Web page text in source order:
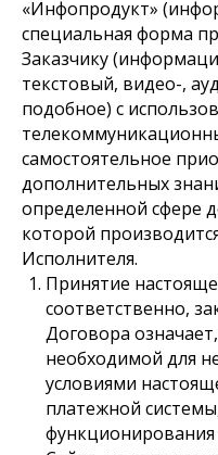
«Инфопродукт»
специальная форма
Заказчику
текстовый, видео-,
подобное) с
самостоятельное
дополнительных
определенной сфере
которой
Исполнителя.
Принятие
соответственно,
Договора
необходимой для
условиями
платежной